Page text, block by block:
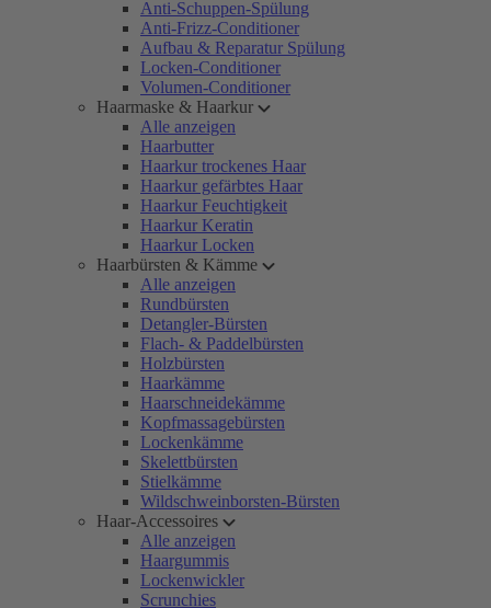
Anti-Schuppen-Spülung
Anti-Frizz-Conditioner
Aufbau & Reparatur Spülung
Locken-Conditioner
Volumen-Conditioner
Haarmaske & Haarkur
Alle anzeigen
Haarbutter
Haarkur trockenes Haar
Haarkur gefärbtes Haar
Haarkur Feuchtigkeit
Haarkur Keratin
Haarkur Locken
Haarbürsten & Kämme
Alle anzeigen
Rundbürsten
Detangler-Bürsten
Flach- & Paddelbürsten
Holzbürsten
Haarkämme
Haarschneidekämme
Kopfmassagebürsten
Lockenkämme
Skelettbürsten
Stielkämme
Wildschweinborsten-Bürsten
Haar-Accessoires
Alle anzeigen
Haargummis
Lockenwickler
Scrunchies